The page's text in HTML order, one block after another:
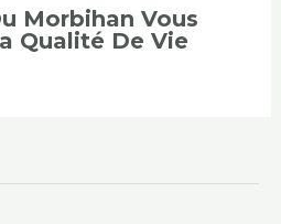
Morbihan Vous
Qualité De Vie